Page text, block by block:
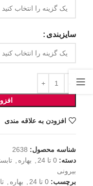
سایزبندی
افزودن به علاقه مندی
شناسه محصول: 2638
دسته: 0 تا 24 بهاره
بیرونی
برچسب: 0 تا 24 بهاره